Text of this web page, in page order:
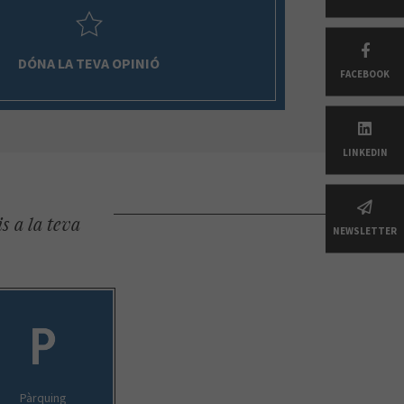
FACEBOOK
LINKEDIN
NEWSLETTER
DÓNA LA TEVA OPINIÓ
a la teva
Pàrquing